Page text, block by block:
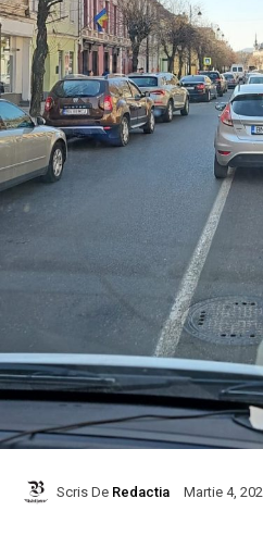
Scris De Redactia Martie 4,